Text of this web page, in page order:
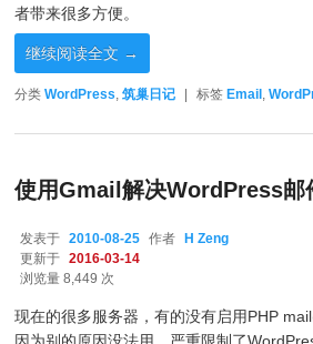
者带来很多方便。
继续阅读全文 →
分类 WordPress,筑巢日记 标签 Email ,
使用Gmail解决WordPress邮
发表于 2010-08-25 作者
H Zeng
更新于
2016-03-14
浏览量 8,449 次
现在的很多服务器，有的没有启用PHP
因为别的原因没法用，严重限制了